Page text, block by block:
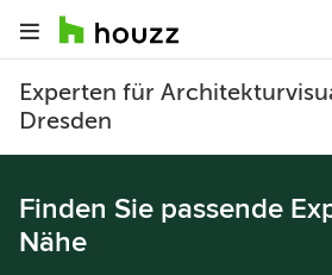
Experten für
Dresden
Finden Sie passende
Nähe